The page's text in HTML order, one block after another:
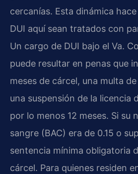
cercanías. Esta dinámica
DUI aquí sean tratados con
Un cargo de DUI bajo el Va.
puede resultar en penas que
meses de cárcel, una multa
una suspensión de la licencia
por lo menos 12 meses. Si su
sangre (BAC) era de 0.15 o
sentencia mínima obligatoria
cárcel. Para quienes residen